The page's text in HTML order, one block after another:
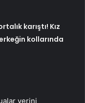
karıştı! Kız
kollarında
yerini